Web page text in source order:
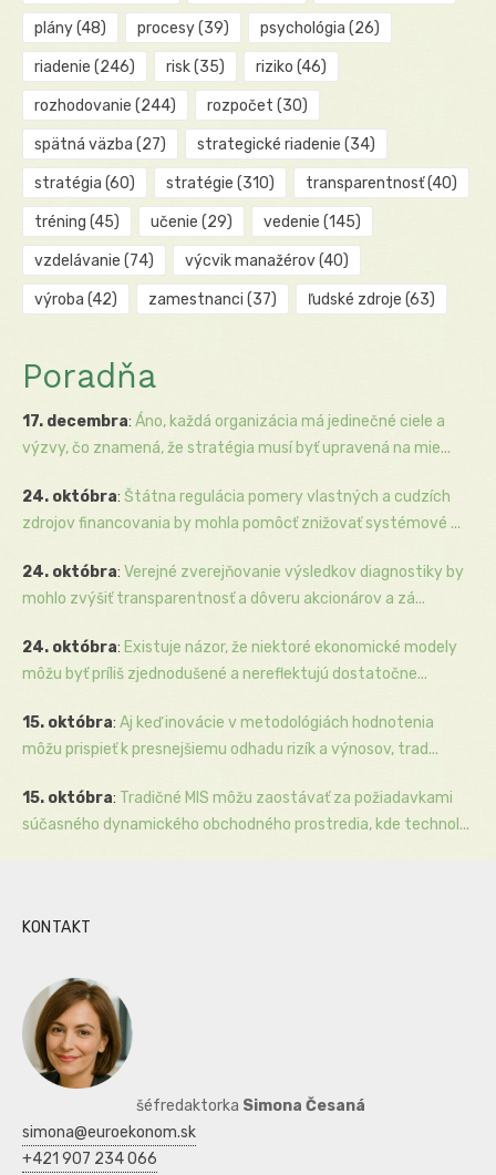
plány(48) procesy(39) psychológia (26)
riadenie (246) risk(35) riziko (46)
rozhodovanie (244) rozpočet (30)
spätná väzba (27) strategické riadenie (34)
stratégia (60) stratégie (310) transparentnosť(40)
tréning (45) učenie (29) vedenie (145)
vzdelávanie (74) výcvik manažérov(40)
výroba (42) zamestnanci (37) ľudské zdroje (63)
Poradňa
17. decembra: Áno, každá organizácia má jedinečné ciele a
výzvy, čo znamená, že stratégia musí byť upravená na mie...
24. októbra: Štátna regulácia pomery vlastných a cudzích
zdrojov financovania by mohla pomôcť znižovať systémové ...
24. októbra: Verejné zverejňovanie výsledkov diagnostiky by
mohlo zvýšiť transparentnosť a dôveru akcionárov a zá...
24. októbra: Existuje názor, že niektoré ekonomické modely
môžu byť príliš zjednodušené a nereflektujú dostatočne...
15. októbra: Aj keď inovácie v metodológiách hodnotenia
môžu prispieť k presnejšiemu odhadu rizík a výnosov, trad...
15. októbra: Tradičné MIS môžu zaostávať za požiadavkami
súčasného dynamického obchodného prostredia, kde technol...
KONTAKT
šéfredaktorka Simona Česaná
simona@euroekonom.sk
+421 907 234 066